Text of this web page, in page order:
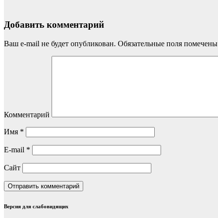
Добавить комментарий
Ваш e-mail не будет опубликован. Обязательные поля
Комментарий
Имя *
E-mail *
Сайт
Версия для слабовидящих